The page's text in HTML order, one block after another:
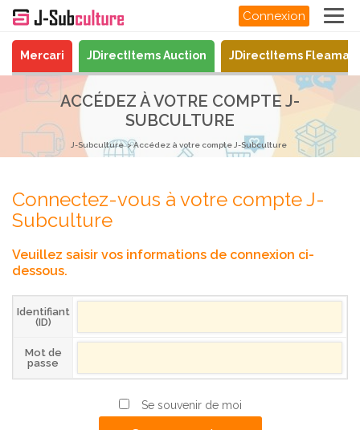
Connexion
Mercari JDirectItems Auction JDirectItems
ACCÉDEZ À VOTRE COMPTE J-
SUBCULTURE
J-Subculture Accédez à votre compte J-Subculture
Connectez-vous à votre compte J-
Subculture
Veuillez saisir vos informations de connexion ci-
dessous.
Identifiant
(ID)
Mot de
passe
Se souvenir de moi